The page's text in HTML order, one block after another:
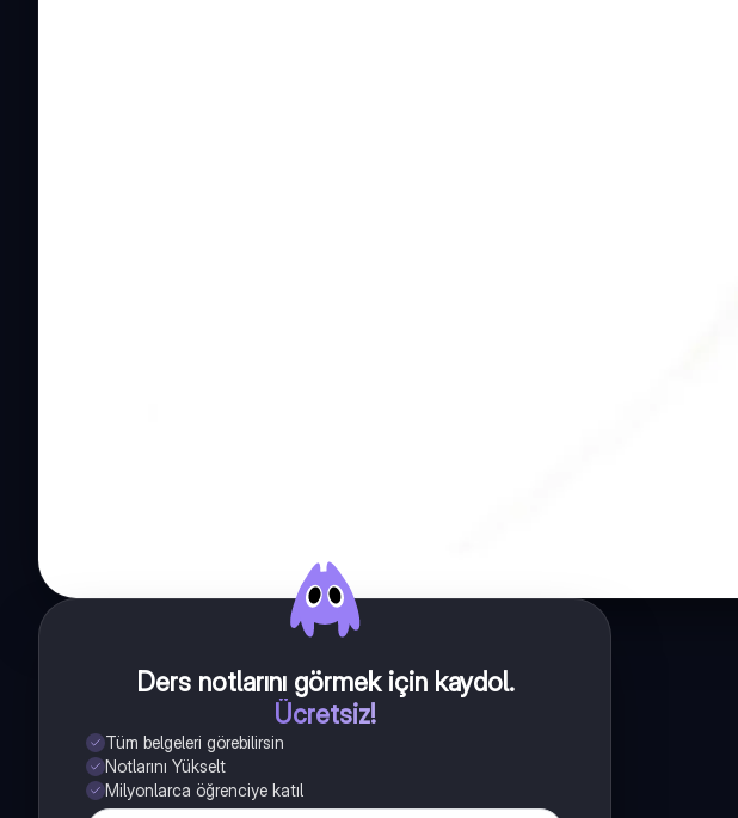
Ders notlarını görmek için kaydol.
Ücretsiz!
Tüm belgeleri görebilirsin
Notlarını Yükselt
Milyonlarca öğrenciye katıl